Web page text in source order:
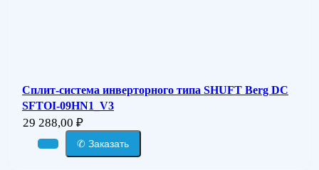
Сплит-система инверторного типа SHUFT Berg DC
SFTOI-09HN1_V3
29 288,00 ₽
✆ Заказать